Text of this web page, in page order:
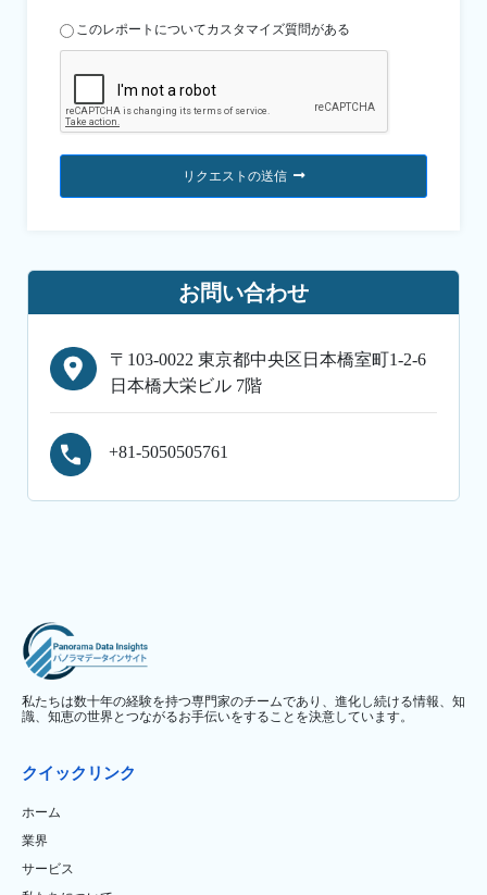
このレポートについてカスタマイズ質問がある
リクエストの送信
お問い合わせ
〒103-0022 東京都中央区日本橋室町1-2-6
日本橋大栄ビル 7階
+81-5050505761
私たちは数十年の経験を持つ専門家のチームであり、進化し続ける情報、知
識、知恵の世界とつながるお手伝いをすることを決意しています。
クイックリンク
ホーム
業界
サービス